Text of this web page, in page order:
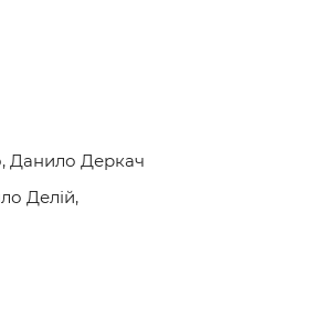
Данило Деркач
Делій,